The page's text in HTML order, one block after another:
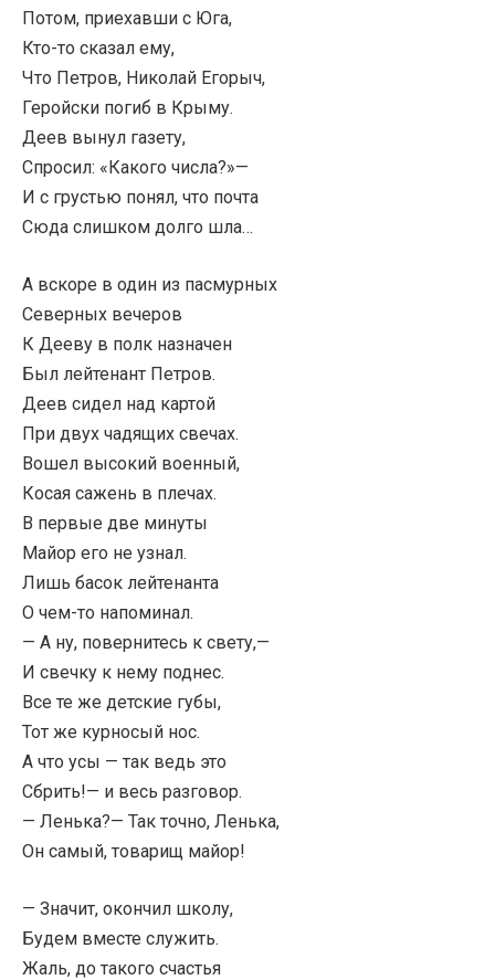
Потом, приехавши с Юга,
Кто-то сказал ему,
Что Петров, Николай Егорыч,
Геройски погиб в Крыму.
Деев вынул газету,
Спросил: «Какого числа?»—
И с грустью понял, что почта
Сюда слишком долго шла…
А вскоре в один из пасмурных
Северных вечеров
К Дееву в полк назначен
Был лейтенант Петров.
Деев сидел над картой
При двух чадящих свечах.
Вошел высокий военный,
Косая сажень в плечах.
В первые две минуты
Майор его не узнал.
Лишь басок лейтенанта
О чем-то напоминал.
— А ну, повернитесь к свету,—
И свечку к нему поднес.
Все те же детские губы,
Тот же курносый нос.
А что усы — так ведь это
Сбрить!— и весь разговор.
— Ленька?— Так точно, Ленька,
Он самый, товарищ майор!
— Значит, окончил школу,
Будем вместе служить.
Жаль, до такого счастья